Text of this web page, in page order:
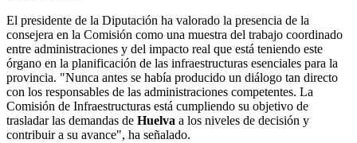
El presidente de la Diputación ha valorado la presencia de la
consejera en la Comisión como una muestra del trabajo coordinado
entre administraciones y del impacto real que está teniendo este
órgano en la planificación de las infraestructuras esenciales para la
provincia. "Nunca antes se había producido un diálogo tan directo
con los responsables de las administraciones competentes. La
Comisión de Infraestructuras está cumpliendo su objetivo de
trasladar las demandas de Huelva a los niveles de decisión y
contribuir a su avance", ha señalado.